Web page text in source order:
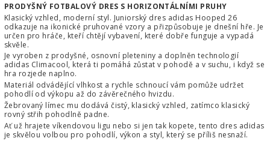
PRODYŠNÝ FOTBALOVÝ DRES S HORIZONTÁLNÍMI PRUHY
Klasický vzhled, moderní styl. Juniorský dres adidas Hooped 26
odkazuje na ikonické pruhované vzory a přizpůsobuje je dnešní hře. Je
určen pro hráče, kteří chtějí vybavení, které dobře funguje a vypadá
skvěle.
Je vyroben z prodyšné, osnovní pleteniny a doplněn technologií
adidas Climacool, která ti pomáhá zůstat v pohodě a v suchu, i když se
hra rozjede naplno.
Materiál odvádějící vlhkost a rychle schnoucí vám pomůže udržet
pohodlí od výkopu až do závěrečného hvizdu.
Žebrovaný límec mu dodává čistý, klasický vzhled, zatímco klasický
rovný střih pohodlně padne.
Ať už hrajete víkendovou ligu nebo si jen tak kopete, tento dres adidas
je skvělou volbou pro pohodlí, výkon a styl, který se příliš nesnaží.